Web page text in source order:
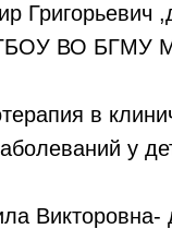
Григорьевич
ВО БГМУ
в
у